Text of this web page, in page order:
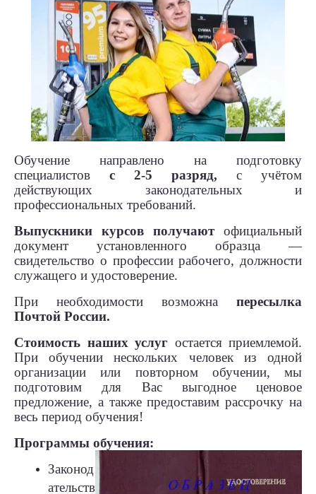
Обучение направлено на подготовку
специалистов с 2-5 разряд, с учётом
действующих законодательных и
профессиональных требований.
Выпускники курсов получают официальный
документ установленного образца —
свидетельство о профессии рабочего, должности
служащего и удостоверение.
При необходимости возможна пересылка
Почтой России.
Стоимость наших услуг остается приемлемой.
При обучении нескольких человек из одной
организации или повторном обучении, мы
подготовим для Вас выгодное ценовое
предложение, а также предоставим рассрочку на
весь период обучения!
Программы обучения:
Законод
ательств